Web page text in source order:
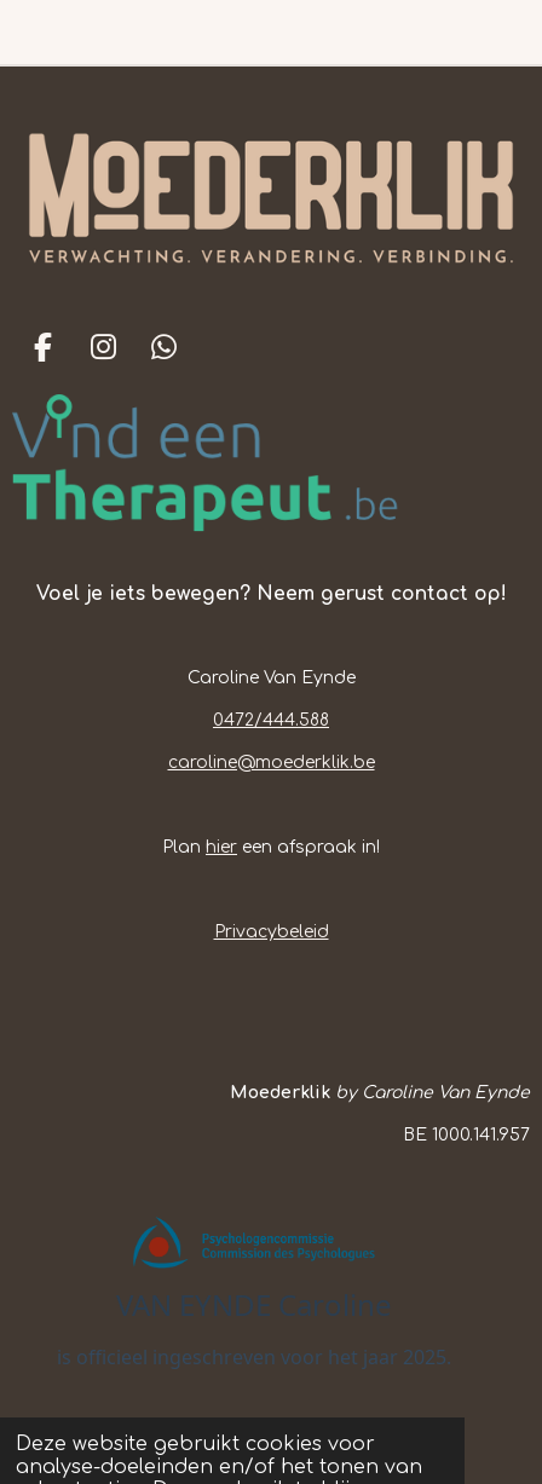
Deze website gebruikt cookies voor
analyse-doeleinden en/of het tonen van
F
A
C
E
B
I
S
T
G
M
W
A
T
A
Voel je iets bewegen? Neem gerust contact op!
Caroline Van Eynde
0472/444.588
caroline@moederklik.be
Plan hier een afspraak in!
Privacybeleid
Moederklik by Caroline Van Eynde
BE 1000.141.957
© 2023 - 2026 Moederklik